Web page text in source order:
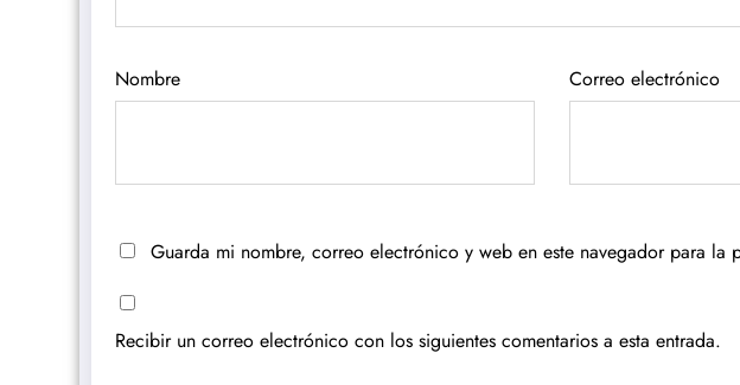
Nombre Correo electrónico
Guarda mi nombre, correo electrónico y web en este navegador para la
Recibir un correo electrónico con los siguientes comentarios a esta entrada.